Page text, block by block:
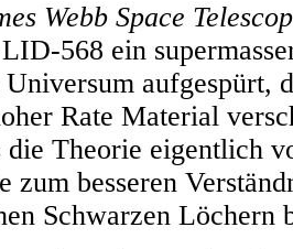
Webb Space
568 ein
aufgespürt,
Rate Material
Theorie eigentlich
zum besseren
Schwarzen Löchern